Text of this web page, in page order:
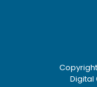
Digital